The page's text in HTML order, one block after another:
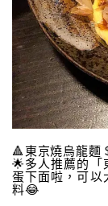
🔺東京燒烏龍麵
🌟多人推薦的「
蛋下面啦，可以
料😂